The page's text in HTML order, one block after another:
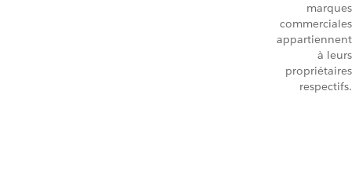
marques
commerciales
appartiennent
à leurs
propriétaires
respectifs.